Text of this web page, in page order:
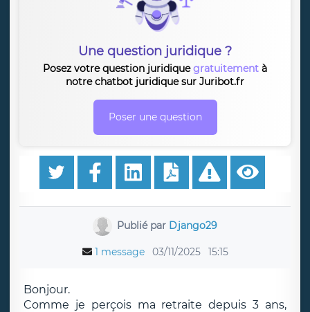
Une question juridique ?
Posez votre question juridiquegratuitement à
notre chatbot juridique sur Juribot.fr
Poser une question
Publié par Django29
1 message 03/11/2025 15:15
Bonjour.
Comme je perçois ma retraite depuis 3 ans,